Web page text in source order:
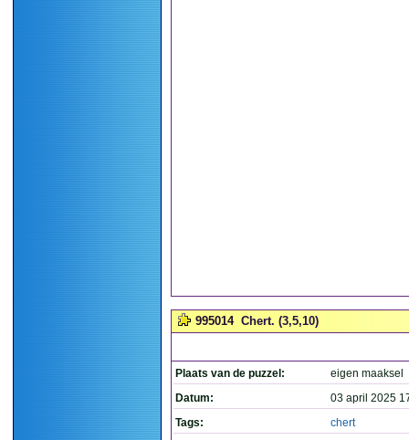
995014 Chert. (3,5,10)
Plaats van de puzzel:
eigen maaksel
Datum:
03 april 2025
Tags:
chert